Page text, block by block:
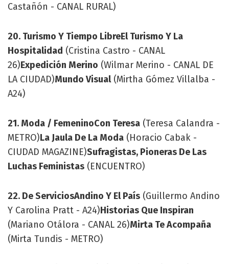
Castañón - CANAL RURAL)
20. Turismo Y Tiempo LibreEl Turismo Y La
Hospitalidad (Cristina Castro - CANAL
26)Expedición Merino (Wilmar Merino - CANAL DE
LA CIUDAD)Mundo Visual(Mirtha Gómez Villalba -
A24)
21. Moda / FemeninoCon Teresa (Teresa Calandra -
METRO)La Jaula De La Moda (Horacio Cabak -
CIUDAD MAGAZINE)Sufragistas, Pioneras De Las
Luchas Feministas (ENCUENTRO)
22. De ServiciosAndino Y El País (Guillermo Andino
Y Carolina Pratt - A24)Historias Que Inspiran
(Mariano Otálora - CANAL 26)Mirta Te Acompaña
(Mirta Tundis - METRO)